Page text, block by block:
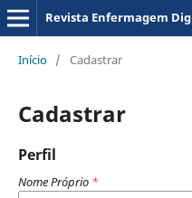
Revista Enfermagem
Início / Cadastrar
Cadastrar
Perfil
Nome Próprio *